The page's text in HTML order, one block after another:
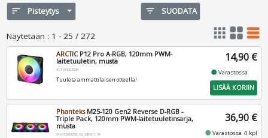
sort Pisteytys filter_list SUODATA
Näytetään : 1 - 25 / 272 apps grid_view table_rows
ARCTICP12 Pro A-RGB, 120mm PWM-
laitetuuletin, musta
ACFAN00309A
Tuuleta ammattilaisen otteella!
14,90 €
fiber_manual_recordVarastossa
LISÄÄ KORIIN
PhanteksM25-120 Gen2 Reverse D-RGB -
Triple Pack, 120mm PWM-laitetuuletinsarja,
musta
PH-F120M25R_G2_DBK01_3P
36,90 €
fiber_manual_recordVarastossa 4 kpl